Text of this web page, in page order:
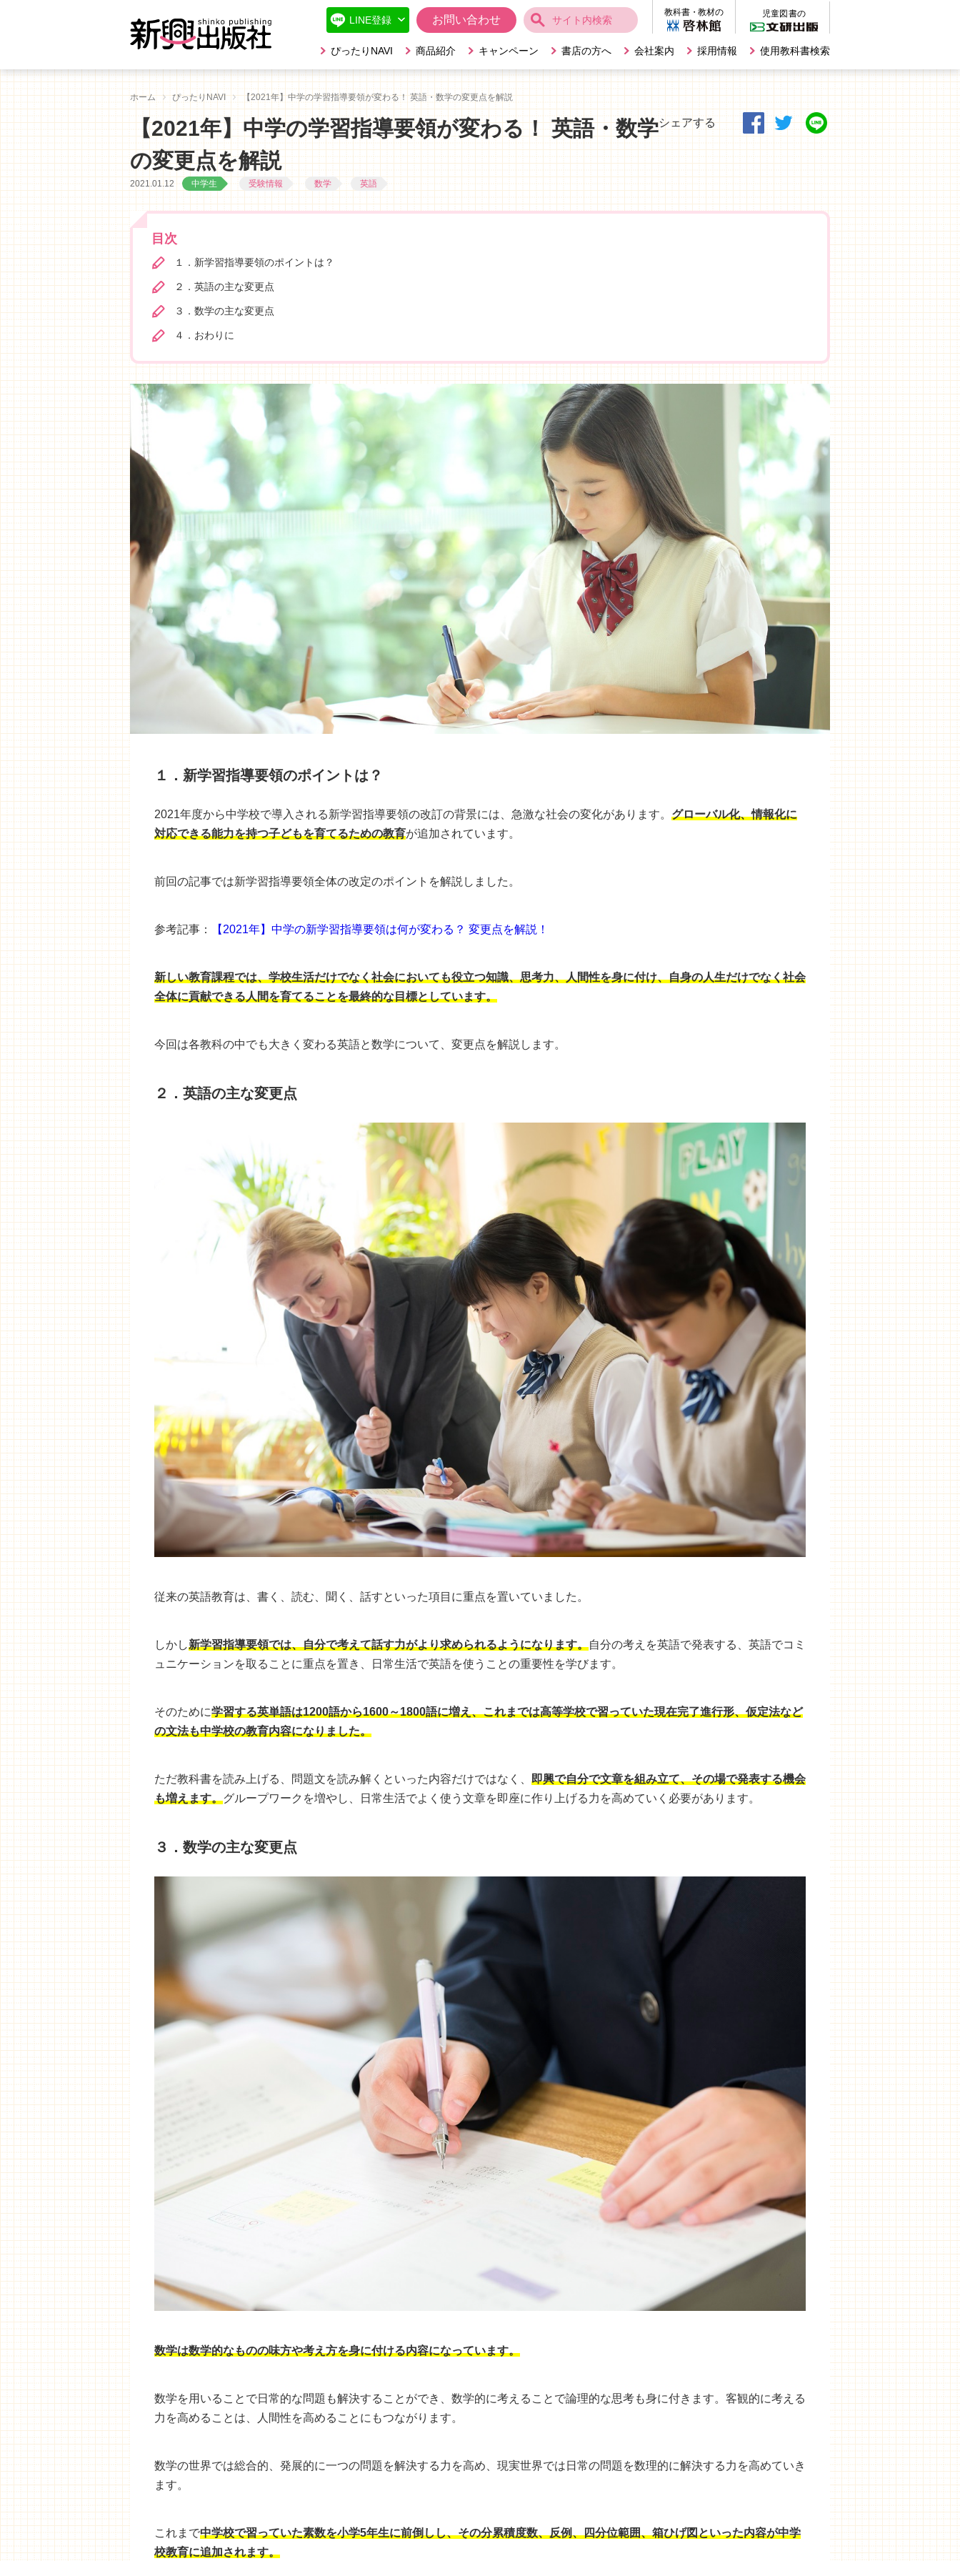
お問い合わせ
ぴったりNAVI 商品紹介 キャンペーン 書店の方へ 会社案内 採用情報 使用教科書検索
ホーム ぴったりNAVI 【2021年】中学の学習指導要領が変わる！ 英語・数学の変更点を解説
【2021年】中学の学習指導要領が変わる！ 英語・数学
の変更点を解説
2021.01.12 中学生 受験情報 数学 英語
シェアする
目次
１．新学習指導要領のポイントは？
２．英語の主な変更点
３．数学の主な変更点
４．おわりに
１．新学習指導要領のポイントは？
2021年度から中学校で導入される新学習指導要領の改訂の背景には、急激な社会の変化があります。 グローバル化、情報化に
対応できる能力を持つ子どもを育てるための教育が追加されています。
前回の記事では新学習指導要領全体の改定のポイントを解説しました。
参考記事： 【2021年】中学の新学習指導要領は何が変わる？ 変更点を解説！
新しい教育課程では、学校生活だけでなく社会においても役立つ知識、思考力、人間性を身に付け、自身の人生だけでなく社会
全体に貢献できる人間を育てることを最終的な目標としています。
今回は各教科の中でも大きく変わる英語と数学について、変更点を解説します。
２．英語の主な変更点
従来の英語教育は、書く、読む、聞く、話すといった項目に重点を置いていました。
しかし新学習指導要領では、自分で考えて話す力がより求められるようになります。自分の考えを英語で発表する、英語でコミ
ュニケーションを取ることに重点を置き、日常生活で英語を使うことの重要性を学びます。
そのために学習する英単語は1200語から1600～1800語に増え、これまでは高等学校で習っていた現在完了進行形、仮定法など
の文法も中学校の教育内容になりました。
ただ教科書を読み上げる、問題文を読み解くといった内容だけではなく、 即興で自分で文章を組み立て、その場で発表する機会
も増えます。グループワークを増やし、日常生活でよく使う文章を即座に作り上げる力を高めていく必要があります。
３．数学の主な変更点
数学は数学的なものの味方や考え方を身に付ける内容になっています。
数学を用いることで日常的な問題も解決することができ、数学的に考えることで論理的な思考も身に付きます。客観的に考える
力を高めることは、人間性を高めることにもつながります。
数学の世界では総合的、発展的に一つの問題を解決する力を高め、現実世界では日常の問題を数理的に解決する力を高めていき
ます。
これまで中学校で習っていた素数を小学5年生に前倒しし、その分累積度数、反例、四分位範囲、箱ひげ図といった内容が中学
校教育に追加されます。